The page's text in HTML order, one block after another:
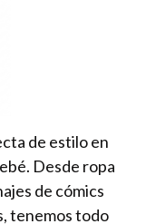
de estilo en
Desde ropa
de cómics
tenemos todo